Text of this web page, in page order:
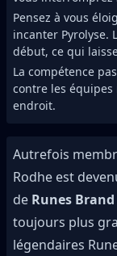
Pensez à vous
incanter Pyrolyse.
début, ce qui
La compétence
contre les équipes
endroit.
Autrefois
Rodhe est
de Runes Brand
toujours plus
légendaires